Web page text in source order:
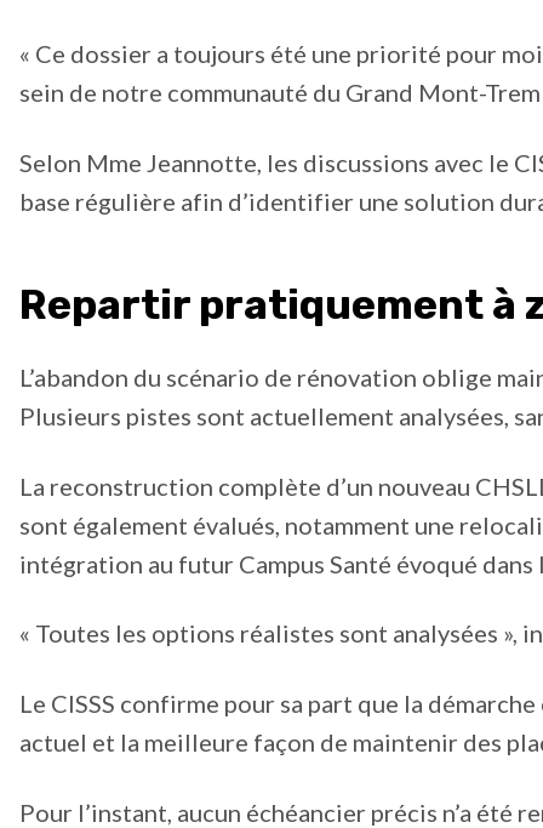
« Ce dossier a toujours été une priorité pour
sein de notre communauté du Grand Mont-
Selon Mme Jeannotte, les discussions avec le
base régulière afin d’identifier une solution
Repartir pratiquement à
L’abandon du scénario de rénovation oblige
Plusieurs pistes sont actuellement analysées,
La reconstruction complète d’un nouveau
sont également évalués, notamment une
intégration au futur Campus Santé évoqué dans
« Toutes les options réalistes sont analysées »,
Le CISSS confirme pour sa part que la
actuel et la meilleure façon de maintenir des
Pour l’instant, aucun échéancier précis n’a été